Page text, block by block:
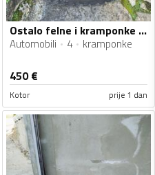
Ostalo felne i kramponke gume
Automobili 4 kramponke
450€
Kotor prije 1 dan